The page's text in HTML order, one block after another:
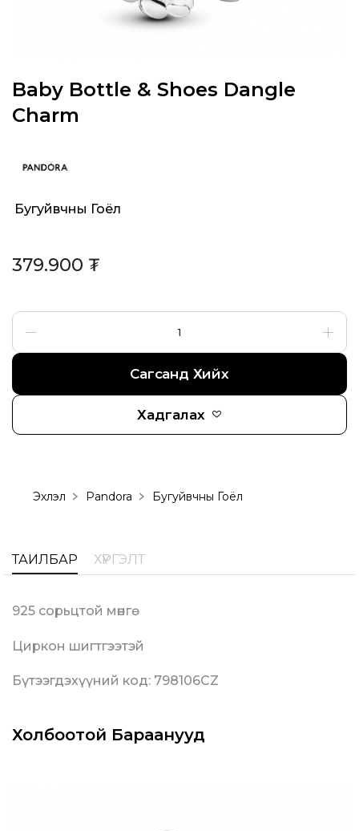
Baby Bottle & Shoes Dangle
Charm
Бугуйвчны Гоёл
379.900 ₮
Сагсанд Хийх
Хадгалах
Эхлэл Pandora Бугуйвчны Гоёл
ТАЙЛБАР ХҮРГЭЛТ
925 сорьцтой мөнгө
Циркон шигтгээтэй
Бүтээгдэхүүний код: 798106CZ
Холбоотой Бараанууд